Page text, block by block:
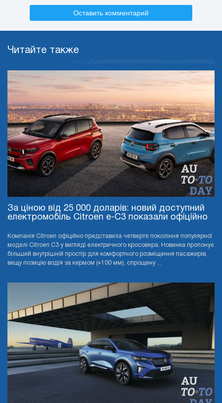
Оставить комментарий
Читайте также
За ціною від 25 000 доларів: новий доступний
електромобіль Citroen e-C3 показали офіційно
Компанія Citroen офіційно представила четверте покоління популярної
моделі Citroen C3 у вигляді електричного кросовера. Новинка пропонує
більший внутрішній простір для комфортного розміщення пасажирів,
вищу позицію водія за кермом (+100 мм), спрощену ...